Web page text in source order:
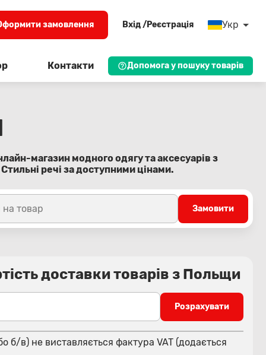
замовлення Вхід /Реєстрація Укр
Контакти Допомога у пошуку товарів
магазин модного одягу та аксесуарів з
речі за доступними цінами.
товар Замовити
доставки товарів з Польщи
Розрахувати
б/в) не виставляється фактура VAT (додається